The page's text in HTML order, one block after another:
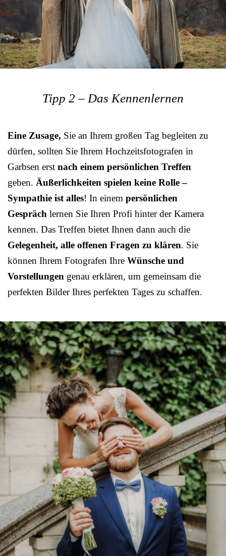
Tipp 2 – Das Kennenlernen
Eine Zusage, Sie an Ihrem großen Tag begleiten zu
dürfen, sollten Sie Ihrem Hochzeitsfotografen in
Garbsen erst nach einem persönlichen Treffen
geben. Äußerlichkeiten spielen keine Rolle –
Sympathie ist alles! In einem persönlichen
Gespräch lernen Sie Ihren Profi hinter der Kamera
kennen. Das Treffen bietet Ihnen dann auch die
Gelegenheit, alle offenen Fragen zu klären. Sie
können Ihrem Fotografen Ihre Wünsche und
Vorstellungen genau erklären, um gemeinsam die
perfekten Bilder Ihres perfekten Tages zu schaffen.